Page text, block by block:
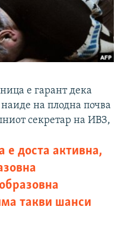
е гарант дека
на плодна почва
секретар на ИВЗ,
е доста активна,
такви шанси